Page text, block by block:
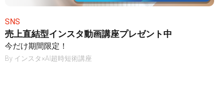
SNS
売上直結型インスタ動画講座プレゼント中
今だけ期間限定！
By インスタ×AI超時短術講座